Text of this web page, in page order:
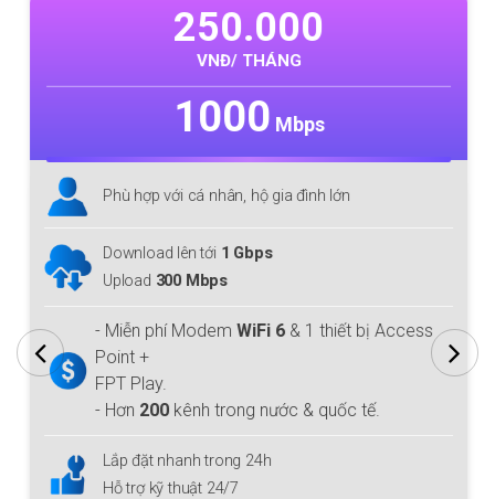
250.000
VNĐ/ THÁNG
1000Mbps
Phù hợp với cá nhân, hộ gia đình lớn
Download lên tới 1 Gbps
Upload 300 Mbps
- Miễn phí Modem WiFi 6& 1 thiết bị Access
Point +
FPT Play.
- Hơn 200 kênh trong nước & quốc tế.
Lắp đặt nhanh trong 24h
Hỗ trợ kỹ thuật 24/7